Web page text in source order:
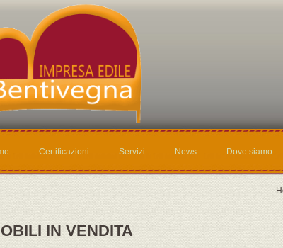
Certificazioni Servizi News Dove siamo
IN VENDITA